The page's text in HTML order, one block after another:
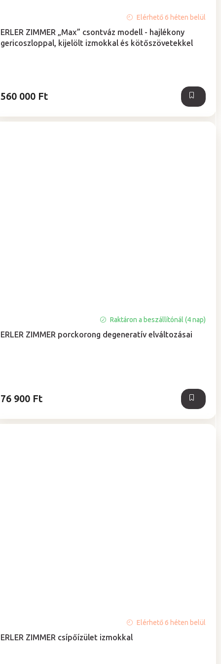
ERLER ZIMMER „Max” csontváz modell - hajlékony
gericoszloppal, kijelölt izmokkal és kötőszövetekkel
átlagos
értékelése
Elérhető 6 héten belül
560 000 Ft
ERLER ZIMMER porckorong degeneratív elváltozásai
átlagos
Raktáron a beszállítónál (4 nap)
76 900 Ft
ERLER ZIMMER csípőízület izmokkal
Elérhető 6 héten belül